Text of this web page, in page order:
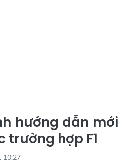
hướng dẫn mới
trường hợp F1
10:27